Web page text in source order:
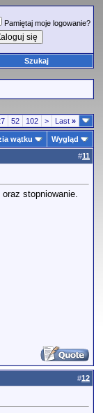
Pamiętaj moje logowanie?
Szukaj
52 102 > Last »
wątku
Wygląd
#11
stopniowanie.
#12